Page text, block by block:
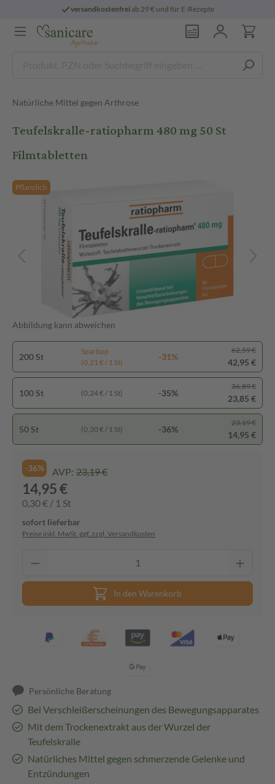
versandkostenfreiab 29 € und für E-Rezepte
Natürliche Mittel gegen Arthrose
Teufelskralle-ratiopharm 480 mg 50 St
Filmtabletten
Pflanzlich
Abbildung kann abweichen
200 St
Spartipp
(0,21 € / 1 St)
-31%
62,59 €
42,95 €
100 St (0,24 € / 1 St) -35%
36,89 €
23,85 €
50 St (0,30 € / 1 St) -36%
23,19 €
14,95 €
-36% AVP: 23,19 €
14,95 €
0,30 € / 1 St
sofort lieferbar
Preise inkl. MwSt. ggf. zzgl. Versandkosten
In den Warenkorb
Persönliche Beratung
Bei Verschleißerscheinungen des Bewegungsapparates
Mit dem Trockenextrakt aus der Wurzel der
Teufelskralle
Natürliches Mittel gegen schmerzende Gelenke und
Entzündungen